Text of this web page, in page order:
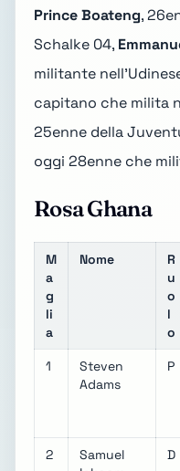
Prince Boateng,
Schalke 04,
militante
capitano che milita
25enne della
oggi 28enne che
Rosa Ghana
M
a
g
li
a
Nome
R
u
o
l
o
1
Steven
Adams
P
2
Samuel
D